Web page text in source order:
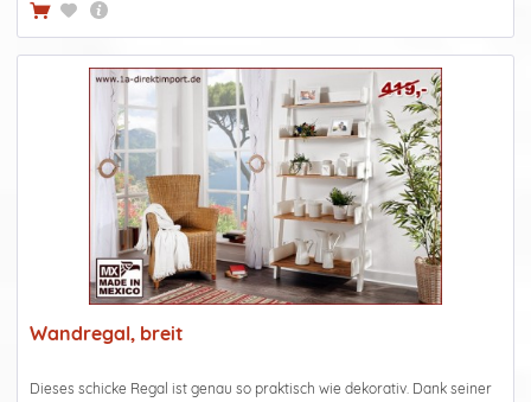
Wandregal, breit
Dieses schicke Regal ist genau so praktisch wie dekorativ. Dank seiner